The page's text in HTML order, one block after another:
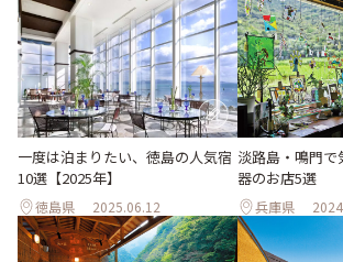
一度は泊まりたい、徳島の人気宿
10選【2025年】
徳島県 2025.06.12
淡路島・鳴門
器のお店5選
兵庫県